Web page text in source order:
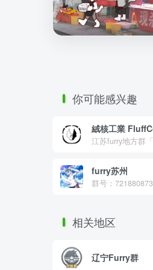
你可能感兴趣
furry苏州
群号：721880873
相关地区
辽宁Furry群